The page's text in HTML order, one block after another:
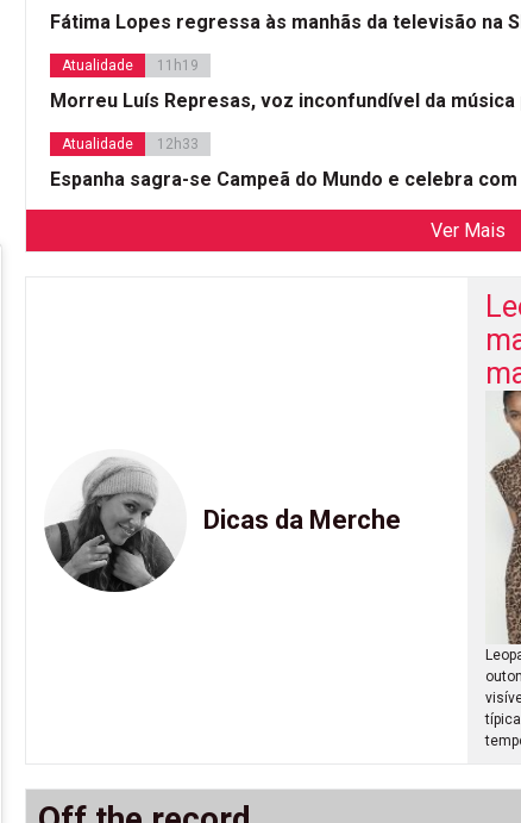
Fátima Lopes regressa às manhãs da televisão na
Atualidade 11h19
Morreu Luís Represas, voz inconfundível da
Atualidade 12h33
Espanha sagra-se Campeã do Mundo e celebra
Ver Mais
Dicas da Merche